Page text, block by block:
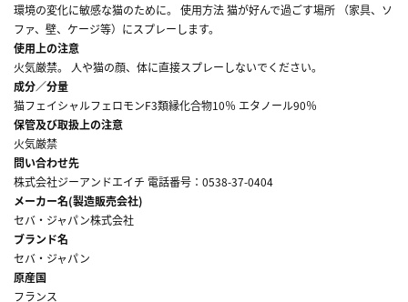
環境の変化に敏感な猫のために。 使用方法 猫が好んで過ごす場所 （家具、ソ
ファ、壁、ケージ等）にスプレーします。
使用上の注意
火気厳禁。 人や猫の顔、体に直接スプレーしないでください。
成分／分量
猫フェイシャルフェロモンF3類縁化合物10％ エタノール90％
保管及び取扱上の注意
火気厳禁
問い合わせ先
株式会社ジーアンドエイチ 電話番号：0538-37-0404
メーカー名(製造販売会社)
セバ・ジャパン株式会社
ブランド名
セバ・ジャパン
原産国
フランス